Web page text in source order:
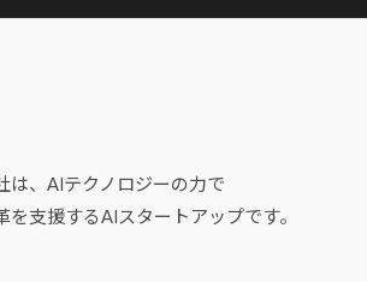
は、AIテクノロジーの力で
支援するAIスタートアップです。